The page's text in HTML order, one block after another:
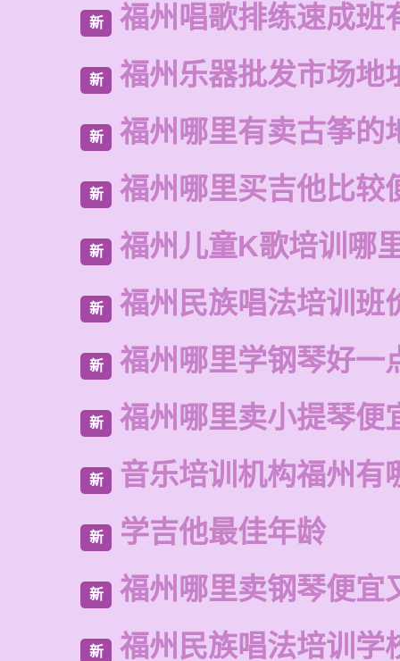
新 福州唱歌排练速成班
新 福州乐器批发市场地
新 福州哪里有卖古筝的
新 福州哪里买吉他比较
新 福州儿童K歌培训哪
新 福州民族唱法培训班
新 福州哪里学钢琴好一
新 福州哪里卖小提琴便
新 音乐培训机构福州有
新 学吉他最佳年龄
新 福州哪里卖钢琴便宜
新 福州民族唱法培训学